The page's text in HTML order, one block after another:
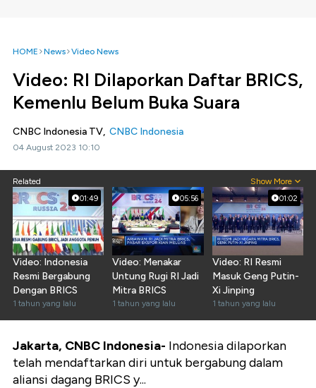
HOME News Video News
Video: RI Dilaporkan Daftar BRICS,
Kemenlu Belum Buka Suara
CNBC Indonesia TV, CNBC Indonesia
04 August 2023 10:10
Related Show More
01:49
Video: Indonesia
Resmi Bergabung
Dengan BRICS
1 tahun yang lalu
05:56
Video: Menakar
Untung Rugi RI Jadi
Mitra BRICS
1 tahun yang lalu
01:02
Video: RI Resmi
Masuk Geng Putin-
Xi Jinping
1 tahun yang lalu
Jakarta, CNBC Indonesia- Indonesia dilaporkan
telah mendaftarkan diri untuk bergabung dalam
aliansi dagang BRICS y...